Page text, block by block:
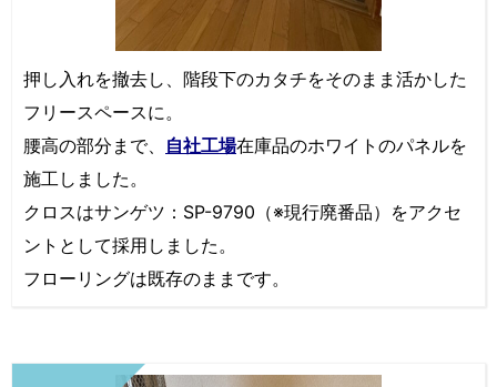
押し入れを撤去し、階段下のカタチをそのまま活かした
フリースペースに。
腰高の部分まで、 自社工場在庫品のホワイトのパネルを
施工しました。
クロスはサンゲツ：SP-9790（※現行廃番品）をアクセ
ントとして採用しました。
フローリングは既存のままです。